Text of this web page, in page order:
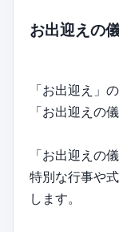
お出迎えの
「お出迎え」
「お出迎えの
「お出迎えの
特別な行事や
します。